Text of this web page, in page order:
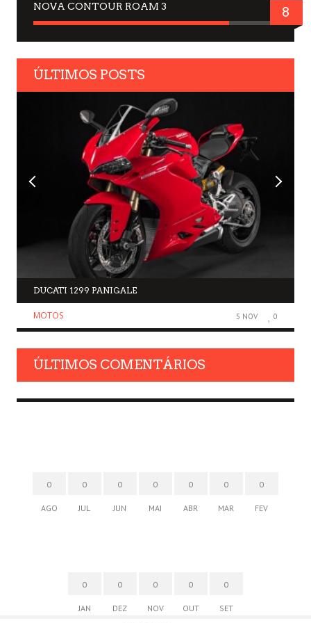
NOVA CONTOUR ROAM 3 8
ÚLTIMOS POSTS
DUCATI 1299 PANIGALE
MOTOS 5 NOV 0
ÚLTIMOS COMENTÁRIOS
0
AGO
0
JUL
0
JUN
0
MAI
0
ABR
0
MAR
0
FEV
0
JAN
0
DEZ
0
NOV
0
OUT
0
SET